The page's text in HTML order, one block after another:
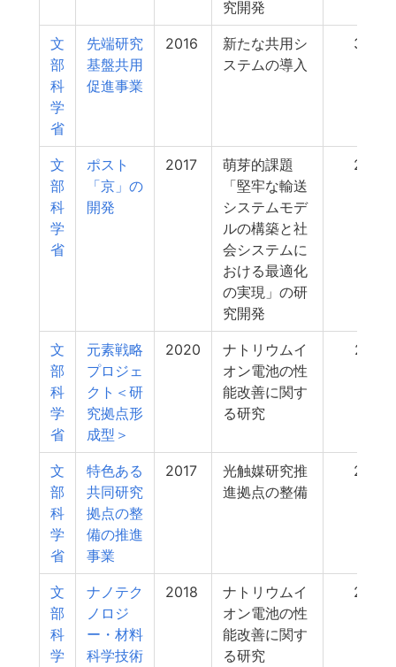
究開発
文
部
科
学
省
先端研究
基盤共用
促進事業
2016
新たな共用シ
ステムの導入
30
文
部
科
学
省
ポスト
「京」の
開発
2017
萌芽的課題
「堅牢な輸送
システムモデ
ルの構築と社
会システムに
おける最適化
の実現」の研
究開発
29
文
部
科
学
省
元素戦略
プロジェ
クト＜研
究拠点形
成型＞
2020
ナトリウムイ
オン電池の性
能改善に関す
る研究
27
文
部
科
学
省
特色ある
共同研究
拠点の整
備の推進
事業
2017
光触媒研究推
進拠点の整備
26
文
部
科
学
ナノテク
ノロジ
ー・材料
科学技術
2018
ナトリウムイ
オン電池の性
能改善に関す
る研究
25